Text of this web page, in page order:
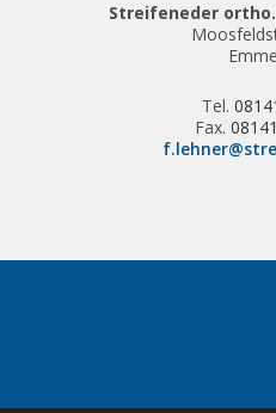
Streifeneder
Tel.
Fax.